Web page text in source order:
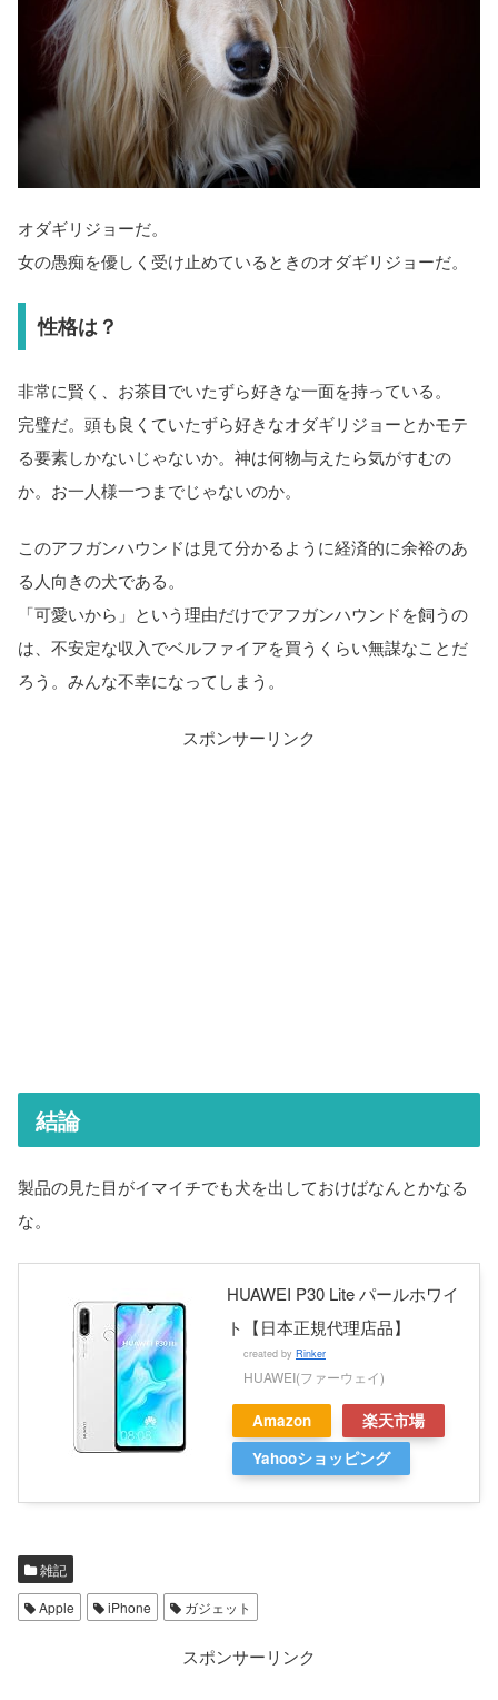
オダギリジョーだ。
女の愚痴を優しく受け止めているときのオダギリジョーだ。
性格は？
非常に賢く、お茶目でいたずら好きな一面を持っている。
完璧だ。頭も良くていたずら好きなオダギリジョーとかモテ
る要素しかないじゃないか。神は何物与えたら気がすむの
か。お一人様一つまでじゃないのか。
このアフガンハウンドは見て分かるように経済的に余裕のあ
る人向きの犬である。
「可愛いから」という理由だけでアフガンハウンドを飼うの
は、不安定な収入でベルファイアを買うくらい無謀なことだ
ろう。みんな不幸になってしまう。
スポンサーリンク
結論
製品の見た目がイマイチでも犬を出しておけばなんとかなる
な。
HUAWEI P30 Lite パールホワイ
ト【日本正規代理店品】
created by Rinker
HUAWEI(ファーウェイ)
Amazon
楽天市場
Yahooショッピング
雑記
Apple iPhone ガジェット
スポンサーリンク